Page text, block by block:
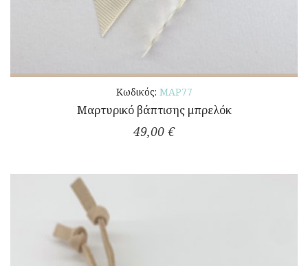
Κωδικός: ΜΑΡ77
Μαρτυρικό βάπτισης μπρελόκ
49,00 €